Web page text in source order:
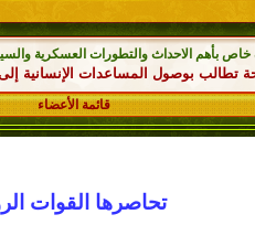
بأهم الاحداث والتطورات العسكرية والسياسية
تطالب بوصول المساعدات الإنسانية
قائمة الأعضاء
تحاصرها القوات